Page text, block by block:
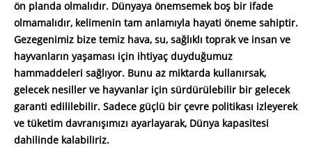
ön planda olmalıdır. Dünyaya önemsemek boş bir ifade
olmamalıdır, kelimenin tam anlamıyla hayati öneme sahiptir.
Gezegenimiz bize temiz hava, su, sağlıklı toprak ve insan ve
hayvanların yaşaması için ihtiyaç duyduğumuz
hammaddeleri sağlıyor. Bunu az miktarda kullanırsak,
gelecek nesiller ve hayvanlar için sürdürülebilir bir gelecek
garanti edililebilir. Sadece güçlü bir çevre politikası izleyerek
ve tüketim davranışımızı ayarlayarak, Dünya kapasitesi
dahilinde kalabiliriz.